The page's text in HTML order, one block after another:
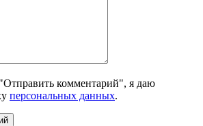
комментарий", я даю
персональных данных.